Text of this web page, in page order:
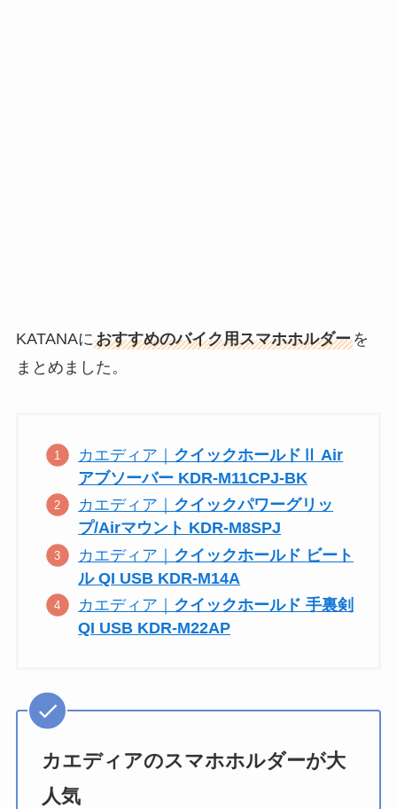
KATANAにおすすめのバイク用スマホホルダーを
まとめました。
カエディア｜ クイックホールドⅡ Air
アブソーバー KDR-M11CPJ-BK
カエディア｜ クイックパワーグリッ
プ/Airマウント KDR-M8SPJ
カエディア｜ クイックホールド ビート
ル QI USB KDR-M14A
カエディア｜ クイックホールド 手裏剣
QI USB KDR-M22AP
カエディアのスマホホルダーが大
人気